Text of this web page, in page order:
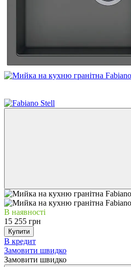
В наявності
15 255 грн
Купити
В кредит
Замовити швидко
Замовити швидко